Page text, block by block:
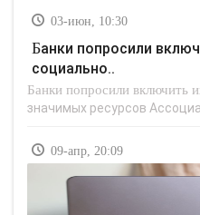
03-июн, 10:30
Банки попросили включить их сайты в список
социально..
Банки попросили включить
значимых ресурсов
09-апр, 20:09